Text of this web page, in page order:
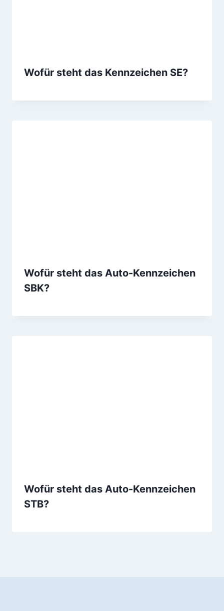
Wofür steht das Kennzeichen SE?
Wofür steht das Auto-Kennzeichen
SBK?
Wofür steht das Auto-Kennzeichen
STB?